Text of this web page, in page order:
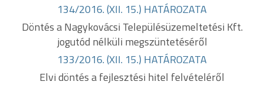
134/2016. (XII. 15.) HATÁROZATA
Döntés a Nagykovácsi Településüzemeltetési Kft.
jogutód nélküli megszüntetéséről
133/2016. (XII. 15.) HATÁROZATA
Elvi döntés a fejlesztési hitel felvételéről